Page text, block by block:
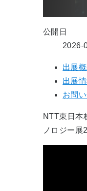
公開日
2026-
出展
出展
お問
NTT東日本
ノロジー展